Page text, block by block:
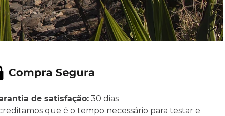
de satisfação:30 dias
que é o tempo necessário para testar e